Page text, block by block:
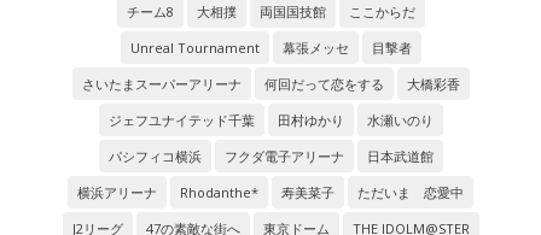
チーム8
大相撲 両国国技館
ここからだ
Unreal Tournament
幕張メッセ
目撃者
さいたまスーパーアリーナ
何回だって恋をする
大橋彩香
ジェフユナイテッド千葉
田村ゆかり
水瀬いのり
パシフィコ横浜
フクダ電子アリーナ
日本武道館
横浜アリーナ
Rhodanthe* 寿美菜子
ただいま 恋愛中
J2リーグ
47の素敵な街へ 東京ドーム THE IDOLM@STER